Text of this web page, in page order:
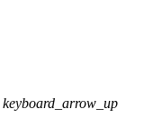
keyboard_arrow_up